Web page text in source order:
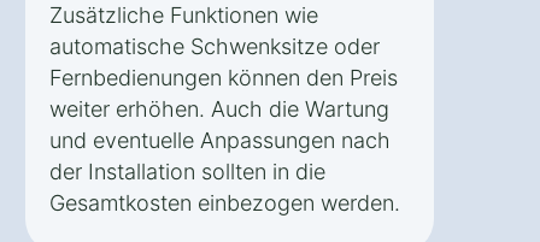
Zusätzliche Funktionen wie
automatische Schwenksitze oder
Fernbedienungen können den Preis
weiter erhöhen. Auch die Wartung
und eventuelle Anpassungen nach
der Installation sollten in die
Gesamtkosten einbezogen werden.